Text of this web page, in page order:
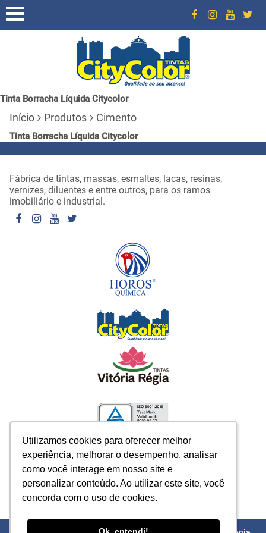
Utilizamos cookies para oferecer melhor
experiência, melhorar o desempenho, analisar
como você interage em nosso site e
personalizar conteúdo. Ao utilizar este site, você
concorda com o uso de cookies.
Utilizamos cookies para oferecer melhor
experiência, melhorar o desempenho, analisar
como você interage em nosso site e
personalizar conteúdo. Ao utilizar este site, você
concorda com o uso de cookies.
Tinta Borracha Líquida Citycolor
Início Produtos Cimento
Tinta Borracha Líquida Citycolor
Fábrica de tintas, massas, esmaltes, lacas, resinas,
vernizes, diluentes e entre outros, para os ramos
imobiliário e industrial.